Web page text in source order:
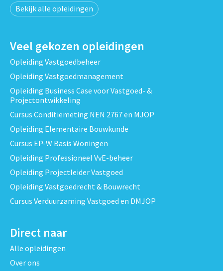
Bekijk alle opleidingen
Veel gekozen opleidingen
Opleiding Vastgoedbeheer
Opleiding Vastgoedmanagement
Opleiding Business Case voor Vastgoed- &
Projectontwikkeling
Cursus Conditiemeting NEN 2767 en MJOP
Opleiding Elementaire Bouwkunde
Cursus EP-W Basis Woningen
Opleiding Professioneel VvE-beheer
Opleiding Projectleider Vastgoed
Opleiding Vastgoedrecht & Bouwrecht
Cursus Verduurzaming Vastgoed en DMJOP
Direct naar
Alle opleidingen
Over ons